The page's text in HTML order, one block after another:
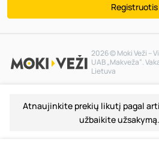
Atnaujinkite prekių likutį pagal
užbaikite užsakymą.
Registruotis
2026 © Moki Veži –
UAB „Makveža“.
Lietuva